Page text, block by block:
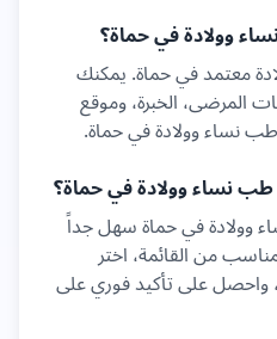
وولادةفيحماة؟
معتمد فيحماة. يمكنك
المرضى، الخبرة، وموقع
طب نساء وولادةفيحماة.
طب نساء وولادةفيحماة؟
وولادةفيحماةسهل جداً
من القائمة، اختر
واحصل على تأكيد فوري على